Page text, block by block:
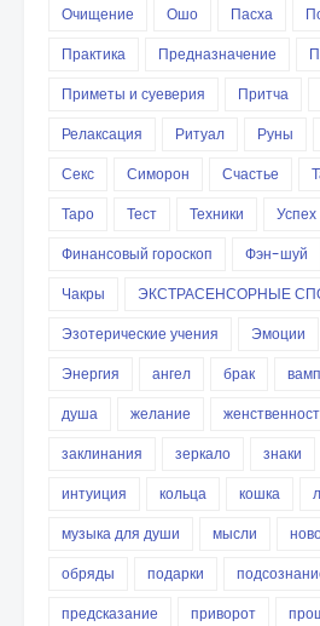
Очищение
Ошо Пасха
Практика
Предназначение
Приметы и суеверия
Притча
Релаксация
Ритуал Руны
Секс
Симорон Счастье
Таро
Тест Техники
Успех
Финансовый гороскоп
Фэн-шуй
Чакры
ЭКСТРАСЕНСОРНЫЕ
Эзотерические учения
Эмоции
Энергия
ангел брак
душа
желание
заклинания
зеркало знаки
интуиция
кольца кошка
музыка для души
мысли
обряды
подарки
предсказание
приворот